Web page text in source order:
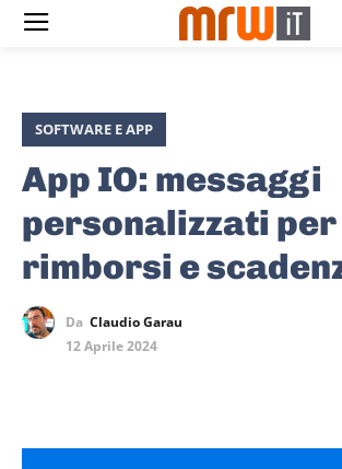
SOFTWARE E APP
App IO: messaggi
personalizzati per
rimborsi e
Da Claudio Garau
12 Aprile 2024